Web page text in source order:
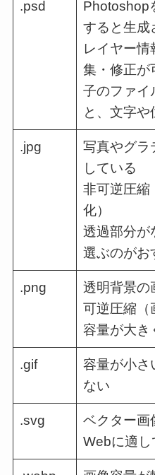
.psd
Photoshop
すると生成
レイヤー
集・修正が
子のファイ
と、文字や
.jpg
写真やグラ
している
非可逆圧縮
化）
透過部分が
選ぶのがお
.png
透明背景の
可逆圧縮（
容量が大き
.gif
容量が小さ
ない
.svg
ベクター画
Webに適し